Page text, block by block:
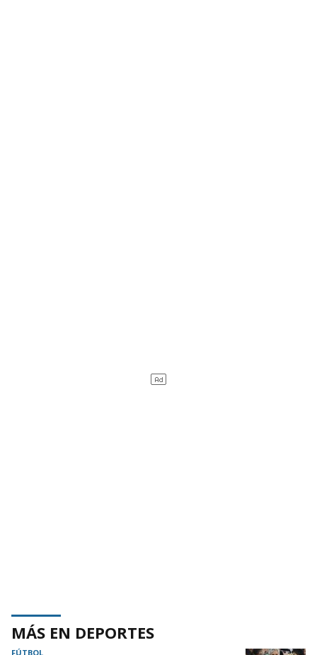
MÁS EN DEPORTES
FÚTBOL